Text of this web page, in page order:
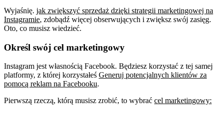
Wyjaśnię. jak zwiększyć sprzedaż dzięki strategii marketingowej na
Instagramie, zdobądź więcej obserwujących i zwiększ swój zasięg.
Oto, co musisz wiedzieć.
Określ swój cel marketingowy
Instagram jest własnością Facebook. Będziesz korzystać z tej samej
platformy, z której korzystałeś Generuj potencjalnych klientów za
pomocą reklam na Facebooku.
Pierwszą rzeczą, którą musisz zrobić, to wybrać cel marketingowy: